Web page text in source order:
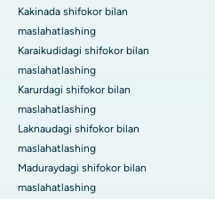
Kakinada shifokor bilan
maslahatlashing
Karaikudidagi shifokor bilan
maslahatlashing
Karurdagi shifokor bilan
maslahatlashing
Laknaudagi shifokor bilan
maslahatlashing
Maduraydagi shifokor bilan
maslahatlashing